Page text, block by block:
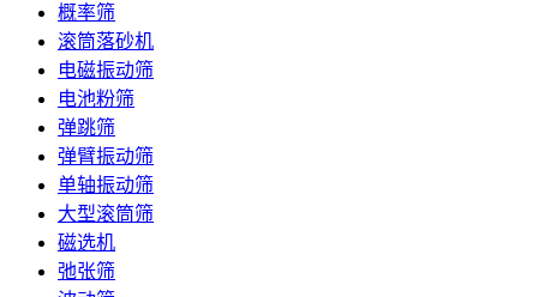
概率筛
滚筒落砂机
电磁振动筛
电池粉筛
弹跳筛
弹臂振动筛
单轴振动筛
大型滚筒筛
磁选机
弛张筛